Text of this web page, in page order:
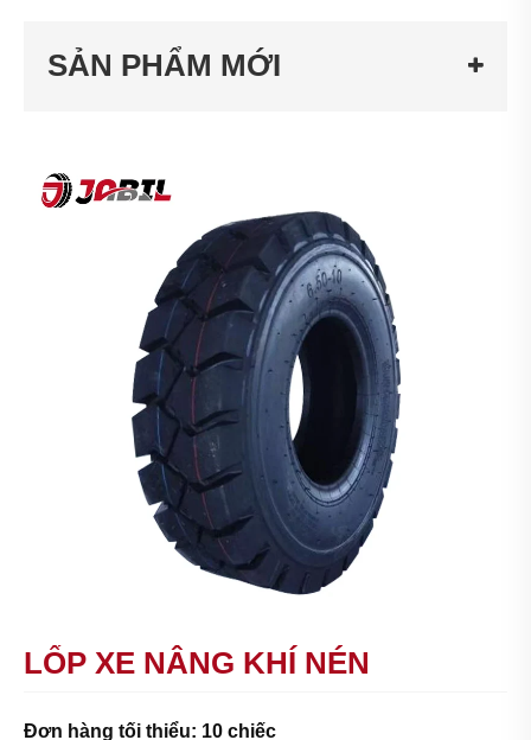
SẢN PHẨM MỚI
LỐP XE NÂNG KHÍ NÉN
Đơn hàng tối thiểu: 10 chiếc